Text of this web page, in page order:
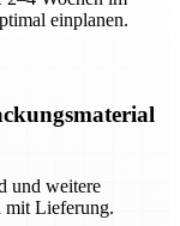
einplanen.
und weitere
mit Lieferung.